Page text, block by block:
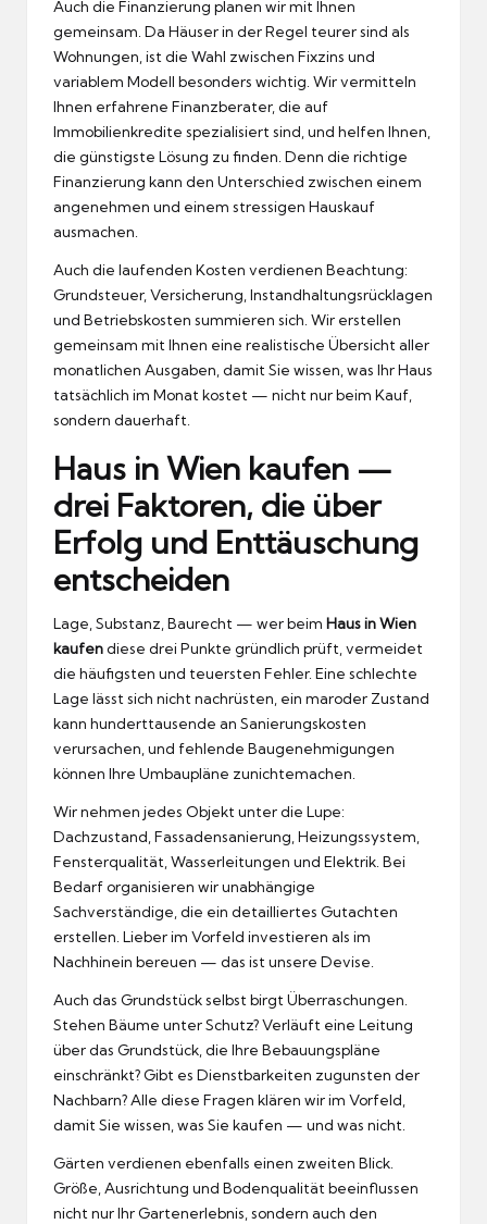
Auch die Finanzierung planen wir mit Ihnen
gemeinsam. Da Häuser in der Regel teurer sind als
Wohnungen, ist die Wahl zwischen Fixzins und
variablem Modell besonders wichtig. Wir vermitteln
Ihnen erfahrene Finanzberater, die auf
Immobilienkredite spezialisiert sind, und helfen Ihnen,
die günstigste Lösung zu finden. Denn die richtige
Finanzierung kann den Unterschied zwischen einem
angenehmen und einem stressigen Hauskauf
ausmachen.
Auch die laufenden Kosten verdienen Beachtung:
Grundsteuer, Versicherung, Instandhaltungsrücklagen
und Betriebskosten summieren sich. Wir erstellen
gemeinsam mit Ihnen eine realistische Übersicht aller
monatlichen Ausgaben, damit Sie wissen, was Ihr Haus
tatsächlich im Monat kostet — nicht nur beim Kauf,
sondern dauerhaft.
Haus in Wien kaufen —
drei Faktoren, die über
Erfolg und Enttäuschung
entscheiden
Lage, Substanz, Baurecht — wer beim Haus in Wien
kaufendiese drei Punkte gründlich prüft, vermeidet
die häufigsten und teuersten Fehler. Eine schlechte
Lage lässt sich nicht nachrüsten, ein maroder Zustand
kann hunderttausende an Sanierungskosten
verursachen, und fehlende Baugenehmigungen
können Ihre Umbaupläne zunichtemachen.
Wir nehmen jedes Objekt unter die Lupe:
Dachzustand, Fassadensanierung, Heizungssystem,
Fensterqualität, Wasserleitungen und Elektrik. Bei
Bedarf organisieren wir unabhängige
Sachverständige, die ein detailliertes Gutachten
erstellen. Lieber im Vorfeld investieren als im
Nachhinein bereuen — das ist unsere Devise.
Auch das Grundstück selbst birgt Überraschungen.
Stehen Bäume unter Schutz? Verläuft eine Leitung
über das Grundstück, die Ihre Bebauungspläne
einschränkt? Gibt es Dienstbarkeiten zugunsten der
Nachbarn? Alle diese Fragen klären wir im Vorfeld,
damit Sie wissen, was Sie kaufen — und was nicht.
Gärten verdienen ebenfalls einen zweiten Blick.
Größe, Ausrichtung und Bodenqualität beeinflussen
nicht nur Ihr Gartenerlebnis, sondern auch den